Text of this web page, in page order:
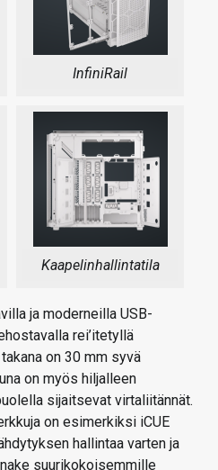
InfiniRail
Kaapelinhallintatila
ja moderneilla USB-
rei’itetyllä
on 30 mm syvä
on myös hiljalleen
sijaitsevat virtaliitännät.
on esimerkiksi iCUE
hallintaa varten ja
suurikokoisemmille